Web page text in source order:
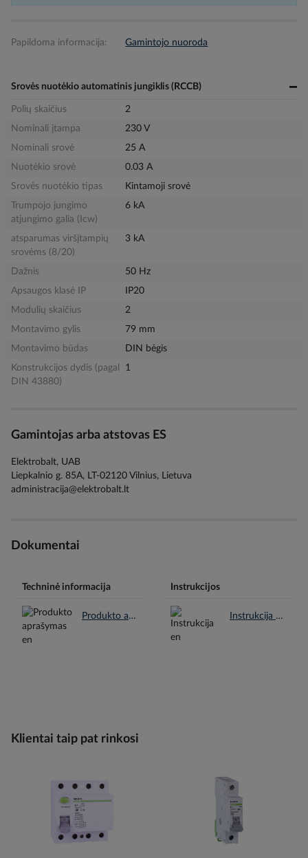
Papildoma informacija: Gamintojo nuoroda
Srovės nuotėkio automatinis jungiklis (RCCB)
Polių skaičius
2
Nominali įtampa
230 V
Nominali srovė
25 A
Nuotėkio srovė
0.03 A
Srovės nuotėkio tipas
Kintamoji srovė
Trumpojo jungimo
atjungimo galia (Icw)
6 kA
atsparumas viršįtampių
srovėms (8/20)
3 kA
Dažnis
50 Hz
Apsaugos klasė IP
IP20
Modulių skaičius
2
Montavimo gylis
79 mm
Montavimo būdas
DIN bėgis
Konstrukcijos dydis (pagal
DIN 43880)
1
Gamintojas arba atstovas ES
Elektrobalt, UAB
Liepkalnio g. 85A, LT-02120 Vilnius, Lietuva
administracija@elektrobalt.lt
Dokumentai
Techninė informacija
Produkto aprašymas en.pdf
Instrukcijos
Instrukcija en.pdf
Klientai taip pat rinkosi